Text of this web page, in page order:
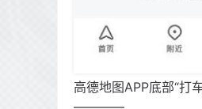
高德地图APP底部“打